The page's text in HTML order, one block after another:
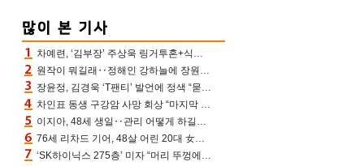
차예련, ‘김부장’ 주상욱 링거투혼+식스팩 비화 “옷 벗는데 아저씨는 안 된다고”(차장금)
원작이 뭐길래‥정해인 강하늘에 장원영까지 참여한 이 영화
장윤정, 김경욱 ‘T팬티’ 발언에 정색 “묻지 않았는데, 그것도 성희롱”(장공장)
차인표 동생 구강암 사망 회상 “마지막 순간 동생 손 잡아준 신애라, 두고두고 고마워” (신애라이프)
이지아, 48세 생일‥관리 어떻게 하길래 놀라운 동안 미모
76세 리차드 기어, 48살 어린 20대 女배우와 로맨스‥허리 감싼 손 포착[할리우드비하인드]
‘SK하이닉스 275층’ 미자 “머리 뚜껑에서 사, 주식만 안 해도 돈 버는 것”